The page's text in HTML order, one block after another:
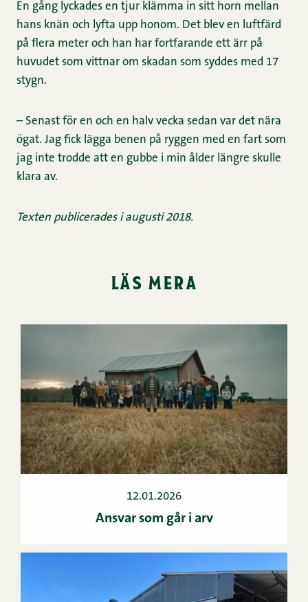
En gång lyckades en tjur klämma in sitt horn mellan
hans knän och lyfta upp honom. Det blev en luftfärd
på flera meter och han har fortfarande ett ärr på
huvudet som vittnar om skadan som syddes med 17
stygn.
– Senast för en och en halv vecka sedan var det nära
ögat. Jag fick lägga benen på ryggen med en fart som
jag inte trodde att en gubbe i min ålder längre skulle
klara av.
Texten publicerades i augusti 2018.
läs mera
12.01.2026
Ansvar som går i arv